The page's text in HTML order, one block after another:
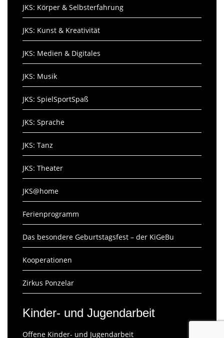
JKS: Körper & Selbsterfahrung
JKS: Kunst & Kreativität
JKS: Medien & Digitales
JKS: Musik
JKS: SpielSportSpaß
JKS: Sprache
JKS: Tanz
JKS: Theater
JKS@home
Ferienprogramm
Das besondere Geburtstagsfest – der KiGeBu
Kooperationen
Zirkus Ponzelar
Kinder- und Jugendarbeit
Offene Kinder- und Jugendarbeit